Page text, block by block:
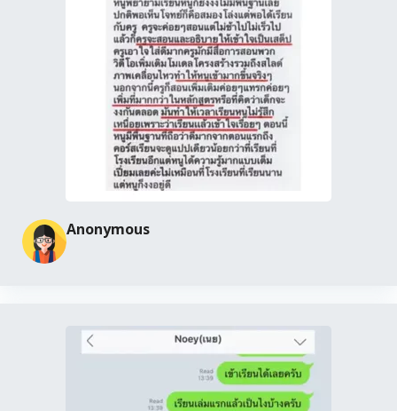
ข้อสอบเรื่องไฟฟ้าเคมี
Anonymous